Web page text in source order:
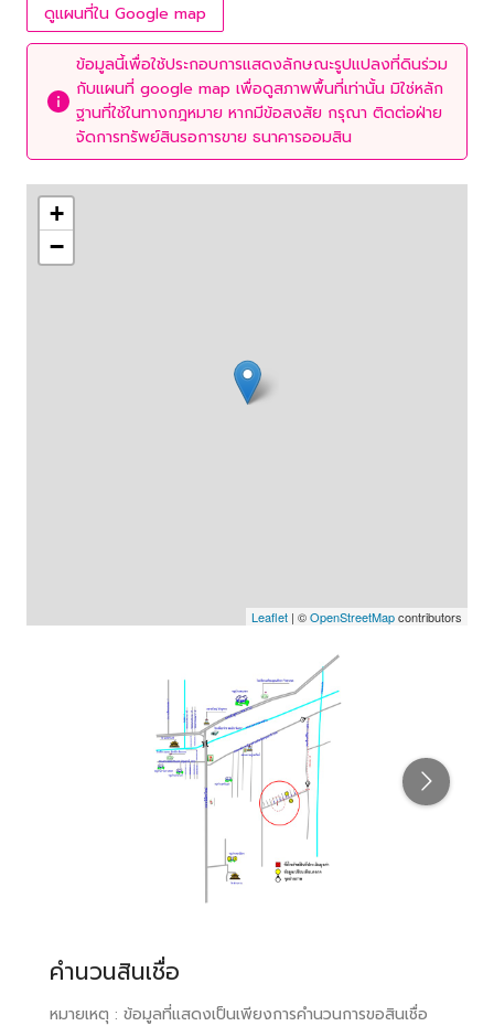
ดูแผนที่ใน Google map
ข้อมูลนี้เพื่อใช้ประกอบการแสดงลักษณะรูปแปลงที่ดินร่วม
กับแผนที่ google map เพื่อดูสภาพพื้นที่เท่านั้น มิใช่หลัก
ฐานที่ใช้ในทางกฎหมาย หากมีข้อสงสัย กรุณา ติดต่อฝ่าย
จัดการทรัพย์สินรอการขาย ธนาคารออมสิน
+
−
Leaflet | ©OpenStreetMapcontributors
คำนวนสินเชื่อ
หมายเหตุ : ข้อมูลที่แสดงเป็นเพียงการคำนวนการขอสินเชื่อ